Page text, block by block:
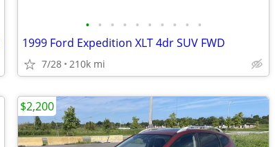
• • • • • • • • • •
1999 Ford Expedition XLT 4dr SUV FWD
7/28 210k mi
$2,200